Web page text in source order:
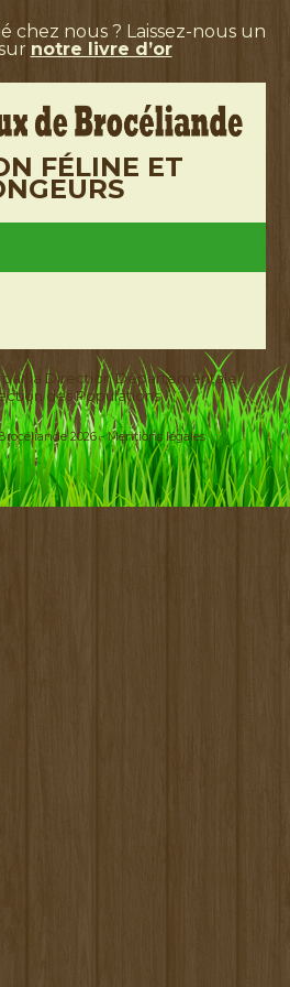
chez nous ? Laissez-nous un
notre livre d’or
FÉLINE ET
la Direction Départementale
des Populations
2026 -Mentions légales